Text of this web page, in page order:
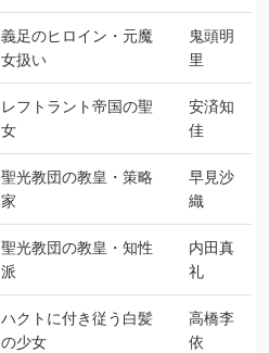
義足のヒロイン・元魔
女扱い
鬼頭明
里
レフトラント帝国の聖
女
安済知
佳
聖光教団の教皇・策略
家
早見沙
織
聖光教団の教皇・知性
派
内田真
礼
ハクトに付き従う白髪
の少女
高橋李
依